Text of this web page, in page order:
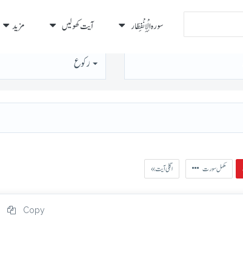
سورہ الْإِنْفِطَار آیت کھولیں مزید
رُكوع
مکمل سورت « اگلی آیت
Copy